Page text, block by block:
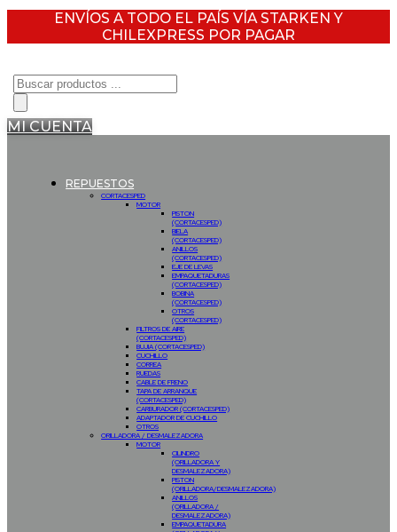
ENVÍOS A TODO EL PAÍS VÍA STARKEN Y
CHILEXPRESS POR PAGAR
Búsqueda
de
productos
MI CUENTA
REPUESTOS
CORTACESPED
MOTOR
PISTON
(CORTACESPED)
BIELA
(CORTACESPED)
ANILLOS
(CORTACESPED)
EJE DE LEVAS
EMPAQUETADURAS
(CORTACESPED)
BOBINA
(CORTACESPED)
OTROS
(CORTACESPED)
FILTROS DE AIRE
(CORTACESPED)
BUJIA (CORTACESPED)
CUCHILLO
CORREA
RUEDAS
CABLE DE FRENO
TAPA DE ARRANQUE
(CORTACESPED)
CARBURADOR (CORTACESPED)
ADAPTADOR DE CUCHILLO
OTROS
ORILLADORA / DESMALEZADORA
MOTOR
CILINDRO
(ORILLADORA Y
DESMALEZADORA)
PISTON
(ORILLADORA/DESMALEZADORA)
ANILLOS
(ORILLADORA /
DESMALEZADORA)
EMPAQUETADURA